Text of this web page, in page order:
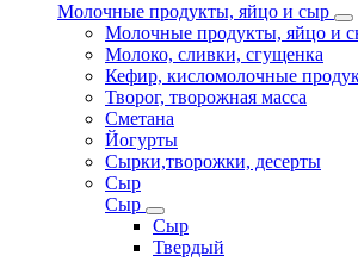
Молочные продукты, яйцо и сыр
Молочные продукты, яйцо и
Молоко, сливки, сгущенка
Кефир, кисломолочные
Творог, творожная масса
Сметана
Йогурты
Сырки,творожки, десерты
Сыр
Сыр
Сыр
Твердый